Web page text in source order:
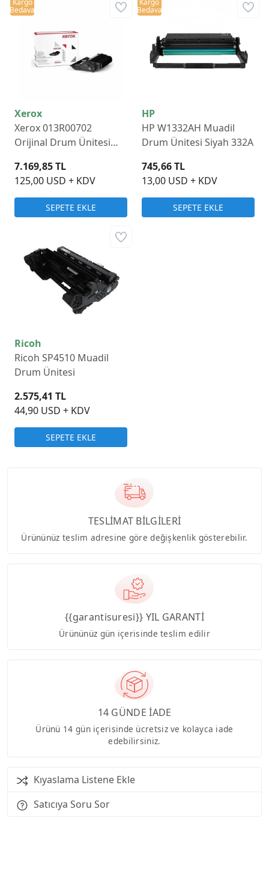
Xerox
Xerox 013R00702
Orijinal Drum Ünitesi
125,00 USD + KDV
7.169,85 TL
SEPETE EKLE
Kargo
Bedava
HP
HP W1332AH Muadil
Drum Ünitesi Siyah 332A
13,00 USD + KDV
745,66 TL
SEPETE EKLE
Kargo
Bedava
Ricoh
Ricoh SP4510 Muadil
Drum Ünitesi
44,90 USD + KDV
2.575,41 TL
SEPETE EKLE
TESLİMAT BİLGİLERİ
Ürününüz teslim adresine göre değişkenlik gösterebilir.
{{garantisuresi}} YIL GARANTİ
Ürününüz gün içerisinde teslim edilir
14 GÜNDE İADE
Ürünü 14 gün içerisinde ücretsiz ve kolayca iade
edebilirsiniz.
Kıyaslama Listene Ekle
Satıcıya Soru Sor